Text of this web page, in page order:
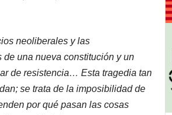
neoliberales y las
una nueva constitución y un
de resistencia… Esta tragedia tan
se trata de la imposibilidad de
por qué pasan las cosas